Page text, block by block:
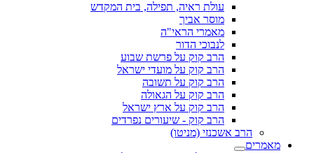
עולת ראיה, תפילה, בית המקדש
מוסר אביך
מאמרי הראי"ה
לנבוכי הדור
הרב קוק על פרשת שבוע
הרב קוק על מועדי ישראל
הרב קוק על תשובה
הרב קוק על הגאולה
הרב קוק על ארץ ישראל
הרב קוק - שיעורים נפרדים
הרב אשכנזי (מניטו)
מאמרים